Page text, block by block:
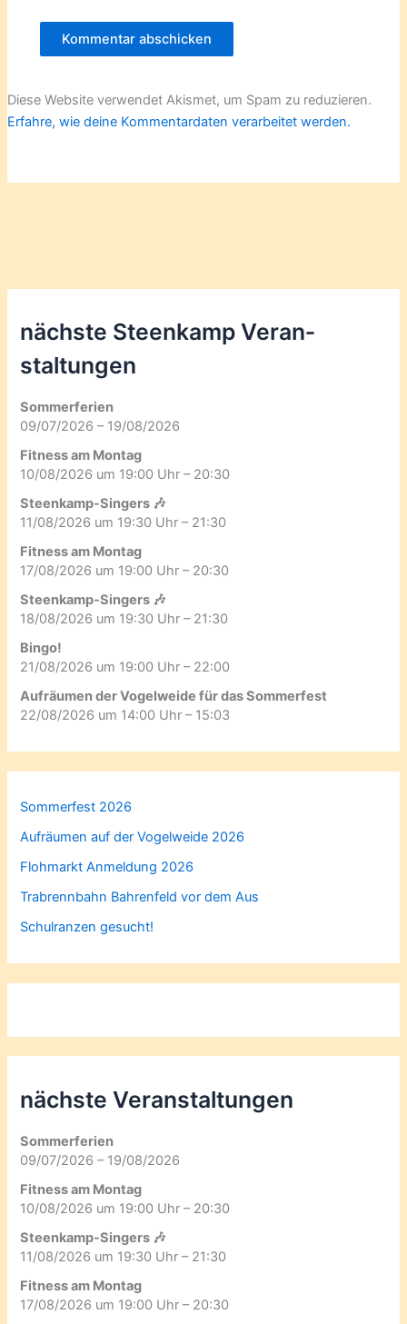
Diese Website verwendet Akismet, um Spam zu reduzieren.
Erfahre, wie deine Kommentardaten verarbeitet werden.
nächste Steenkamp Veran­
staltungen
Sommerferien
09/07/2026 – 19/08/2026
Fitness am Montag
10/08/2026 um 19:00 Uhr – 20:30
Steenkamp-Singers 🎶
11/08/2026 um 19:30 Uhr – 21:30
Fitness am Montag
17/08/2026 um 19:00 Uhr – 20:30
Steenkamp-Singers 🎶
18/08/2026 um 19:30 Uhr – 21:30
Bingo!
21/08/2026 um 19:00 Uhr – 22:00
Aufräumen der Vogelweide für das Sommerfest
22/08/2026 um 14:00 Uhr – 15:03
Sommerfest 2026
Aufräumen auf der Vogelweide 2026
Flohmarkt Anmeldung 2026
Trabrennbahn Bahrenfeld vor dem Aus
Schulranzen gesucht!
nächste Veranstaltungen
Sommerferien
09/07/2026 – 19/08/2026
Fitness am Montag
10/08/2026 um 19:00 Uhr – 20:30
Steenkamp-Singers 🎶
11/08/2026 um 19:30 Uhr – 21:30
Fitness am Montag
17/08/2026 um 19:00 Uhr – 20:30